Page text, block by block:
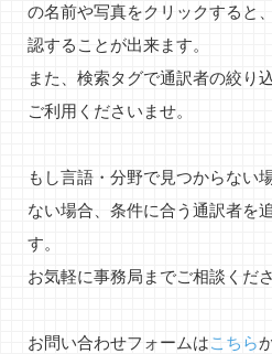
の名前や写真をクリックすると
認することが出来ます。
また、検索タグで通訳者の絞り
ご利用くださいませ。
もし言語・分野で見つからない
ない場合、条件に合う通訳者を
す。
お気軽に事務局までご相談くださ
お問い合わせフォームはこちら